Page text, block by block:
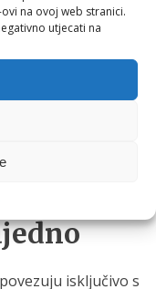
na ovoj web stranici.
utjecati na
i regije
brojnim obiteljskim
autentične priče o
zdrave
isključivo s